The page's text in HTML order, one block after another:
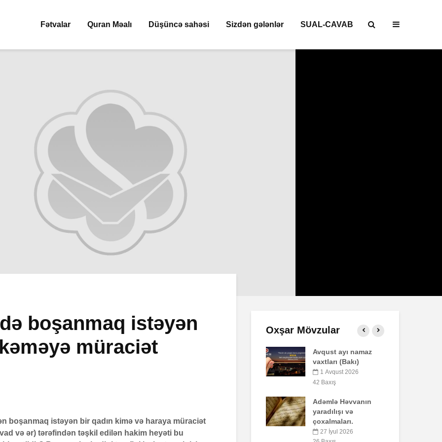
Fətvalar Quran Məalı Düşüncə sahəsi Sizdən gələnlər SUAL-CAVAB
boşanmaq istəyən
müraciət
boşanmaq istəyən bir qadın kimə və haraya müraciət
və ər) tərəfindən təşkil edilən hakim heyəti bu
Oxşar Mövzular
Peyğəmbərimiz
Səcdə surəsi
12 İyun 2026
çoxalmaları.
Səba surəsi
10 İyul 2026
40 Baxış
7 İyul 2026 51 Baxış
AŞURA BARƏDƏ